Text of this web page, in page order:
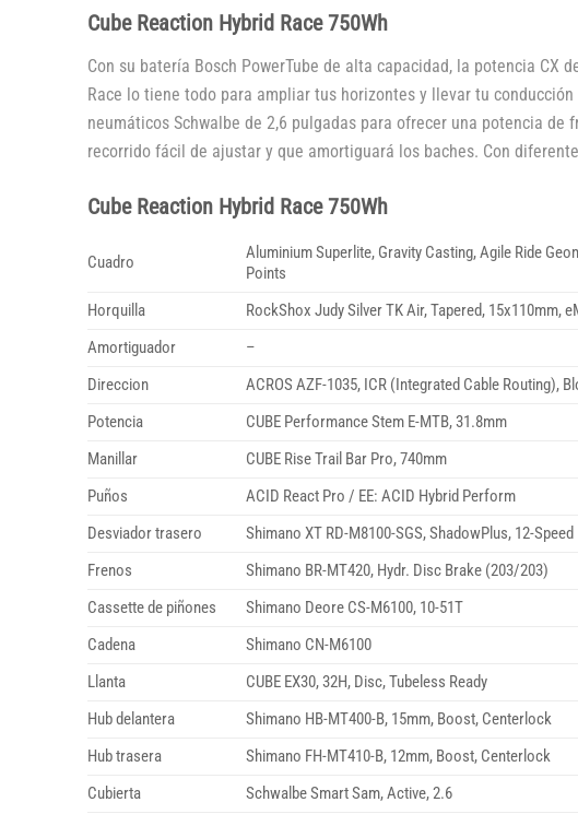
Cube Reaction Hybrid Race 750Wh
Con su batería Bosch PowerTube de alta capacidad, la potencia CX
Race lo tiene todo para ampliar tus horizontes y llevar tu
neumáticos Schwalbe de 2,6 pulgadas para ofrecer una potencia
recorrido fácil de ajustar y que amortiguará los baches. Con
Cube Reaction Hybrid Race 750Wh
Cuadro
Aluminium Superlite, Gravity Casting, Agile Ride
Points
Horquilla
RockShox Judy Silver TK Air, Tapered, 15x110mm,
Amortiguador
–
Direccion
ACROS AZF-1035, ICR (Integrated Cable Routing),
Potencia
CUBE Performance Stem E-MTB, 31.8mm
Manillar
CUBE Rise Trail Bar Pro, 740mm
Puños
ACID React Pro / EE: ACID Hybrid Perform
Desviador trasero
Shimano XT RD-M8100-SGS, ShadowPlus, 12-Speed
Frenos
Shimano BR-MT420, Hydr. Disc Brake (203/203)
Cassette de piñones
Shimano Deore CS-M6100, 10-51T
Cadena
Shimano CN-M6100
Llanta
CUBE EX30, 32H, Disc, Tubeless Ready
Hub delantera
Shimano HB-MT400-B, 15mm, Boost, Centerlock
Hub trasera
Shimano FH-MT410-B, 12mm, Boost, Centerlock
Cubierta
Schwalbe Smart Sam, Active, 2.6